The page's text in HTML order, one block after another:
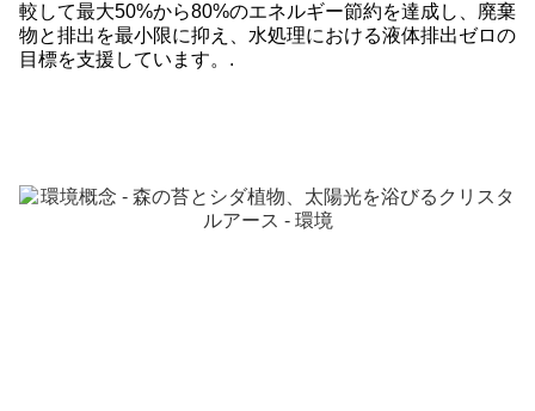
較して最大50%から80%のエネルギー節約を達成し、廃棄
物と排出を最小限に抑え、水処理における液体排出ゼロの
目標を支援しています。.